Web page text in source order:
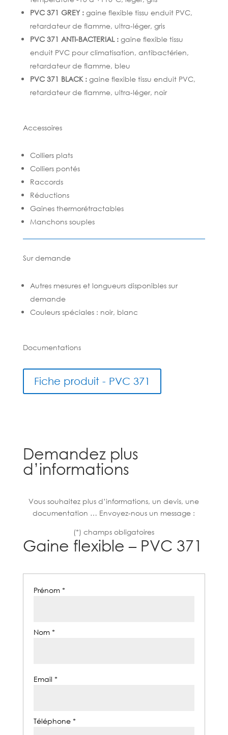
PVC 371 GREY : gaine flexible tissu enduit PVC,
retardateur de flamme, ultra-léger, gris
PVC 371 ANTI-BACTERIAL : gaine flexible tissu
enduit PVC pour climatisation, antibactérien,
retardateur de flamme, bleu
PVC 371 BLACK : gaine flexible tissu enduit PVC,
retardateur de flamme, ultra-léger, noir
Accessoires
Colliers plats
Colliers pontés
Raccords
Réductions
Gaines thermorétractables
Manchons souples
Sur demande
Autres mesures et longueurs disponibles sur
demande
Couleurs spéciales : noir, blanc
Documentations
Fiche produit - PVC 371
Demandez plus
d’informations
Vous souhaitez plus d’informations, un devis, une
documentation … Envoyez-nous un message :
(*) champs obligatoires
Gaine flexible – PVC 371
Prénom *
Nom *
Email *
Téléphone *